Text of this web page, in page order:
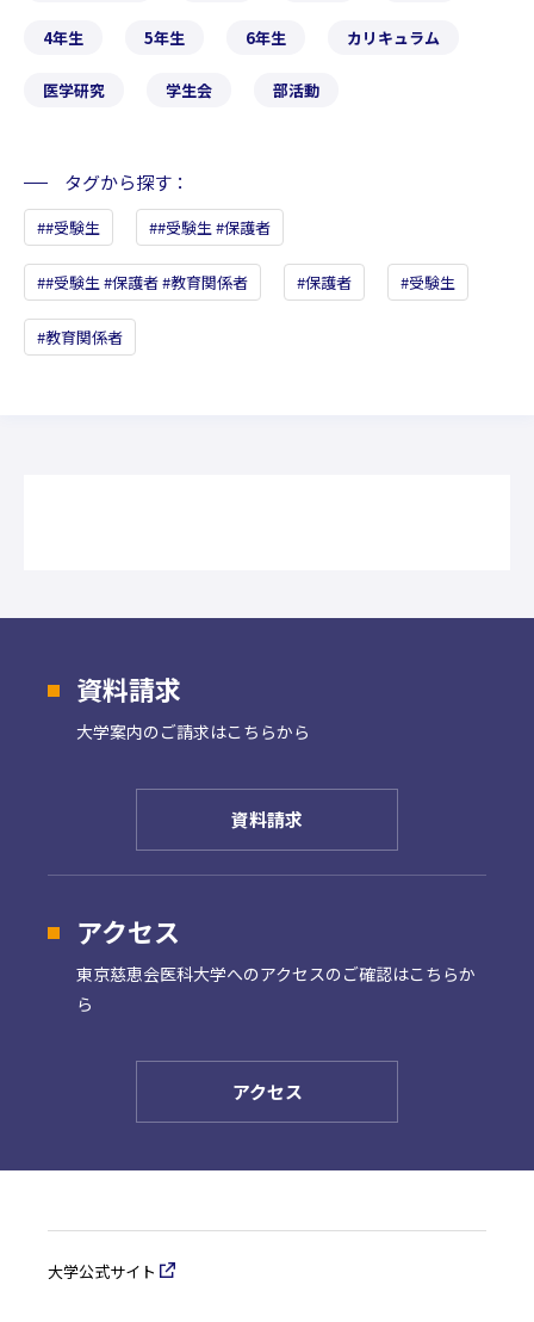
4年生 5年生 6年生 カリキュラム
医学研究 学生会 部活動
タグから探す
#受験生 #受験生 #保護者
#受験生 #保護者 #教育関係者 保護者 受験生
教育関係者
資料請求
大学案内の ご請求はこちらから
資料請求
アクセス
東京慈恵会医科大学へのアクセスのご確認はこちらか
ら
アクセス
大学公式サイト